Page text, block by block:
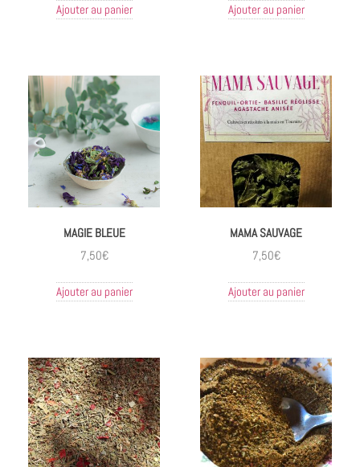
Ajouter au panier Ajouter au panier
MAGIE BLEUE
7,50€
Ajouter au panier
MAMA SAUVAGE
7,50€
Ajouter au panier